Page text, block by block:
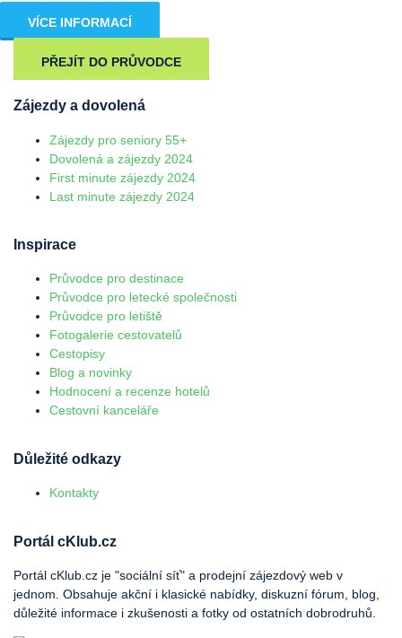
VÍCE INFORMACÍ
PŘEJÍT DO PRŮVODCE
Zájezdy a dovolená
Zájezdy pro seniory 55+
Dovolená a zájezdy 2024
First minute zájezdy 2024
Last minute zájezdy 2024
Inspirace
Průvodce pro destinace
Průvodce pro letecké společnosti
Průvodce pro letiště
Fotogalerie cestovatelů
Cestopisy
Blog a novinky
Hodnocení a recenze hotelů
Cestovní kanceláře
Důležité odkazy
Kontakty
Portál cKlub.cz
Portál cKlub.cz je "sociální síť" a prodejní zájezdový web v
jednom. Obsahuje akční i klasické nabídky, diskuzní fórum, blog,
důležité informace i zkušenosti a fotky od ostatních dobrodruhů.